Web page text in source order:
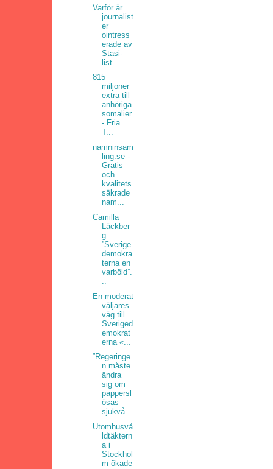
Varför är
journalist
er
ointress
erade av
Stasi-
list...
815
miljoner
extra till
anhöriga
somalier
- Fria
T...
namninsam
ling.se -
Gratis
och
kvalitets
säkrade
nam...
Camilla
Läckber
g:
”Sverige
demokra
terna en
varböld”.
En moderat
väljares
väg till
Sveriged
emokrat
erna «...
”Regeringe
n måste
ändra
sig om
pappersl
ösas
sjukvå...
Utomhusvå
ldtäktern
a i
Stockhol
m ökade